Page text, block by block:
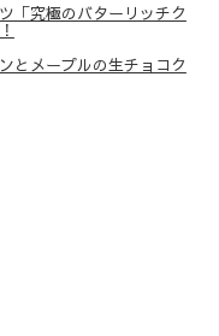
「究極のバターリッチク
とメープルの生チョコク